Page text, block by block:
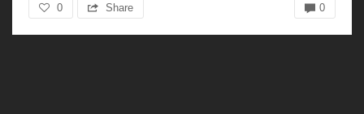
0 Share 0